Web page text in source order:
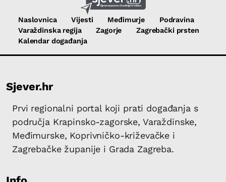
Naslovnica Vijesti Međimurje
Podravina
Varaždinska regija
Zagorje
Zagrebački prsten
Kalendar događanja
Sjever.hr
Prvi regionalni portal koji prati događanja s
područja Krapinsko-zagorske, Varaždinske,
Međimurske, Koprivničko-križevačke i
Zagrebačke županije i Grada Zagreba.